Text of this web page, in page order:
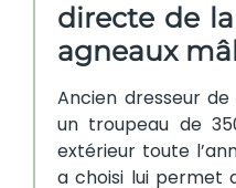
directe de
agneaux
Ancien dresseur
un troupeau de
extérieur toute
a choisi lui permet